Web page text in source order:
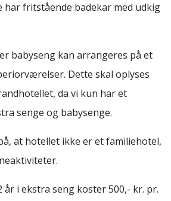
fritstående badekar med udkig
babyseng kan arrangeres på et
Dette skal oplyses
da vi kun har et
senge og babysenge.
at hotellet ikke er et familiehotel,
i ekstra seng koster 500,- kr. pr.